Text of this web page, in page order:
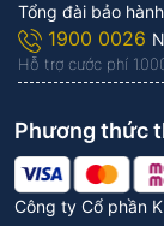
Tổng đài bảo
1900 0026
Hỗ trợ cước phí
Công ty Cổ phần
Phương thức